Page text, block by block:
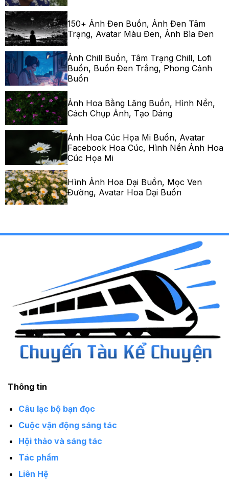
150+ Ảnh Đen Buồn, Ảnh Đen Tâm
Trạng, Avatar Màu Đen, Ảnh Bìa Đen
Ảnh Chill Buồn, Tâm Trạng Chill, Lofi
Buồn, Buồn Đen Trắng, Phong Cảnh
Buồn
Ảnh Hoa Bằng Lăng Buồn, Hình Nền,
Cách Chụp Ảnh, Tạo Dáng
Ảnh Hoa Cúc Họa Mi Buồn, Avatar
Facebook Hoa Cúc, Hình Nền Ảnh Hoa
Cúc Họa Mi
Hình Ảnh Hoa Dại Buồn, Mọc Ven
Đường, Avatar Hoa Dại Buồn
Thông tin
Câu lạc bộ bạn đọc
Cuộc vận động sáng tác
Hội thảo và sáng tác
Tác phẩm
Liên Hệ